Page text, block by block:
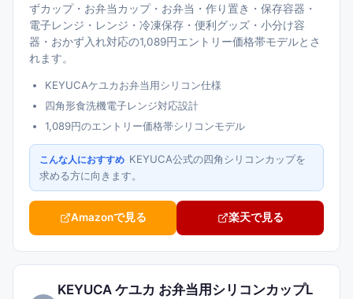
ずカップ・お弁当カップ・お弁当・作り置き・保存容器・
電子レンジ・レンジ・冷凍保存・便利グッズ・小分け容
器・おかず入れ対応の1,089円エントリー価格帯モデルとさ
れます。
KEYUCAケユカお弁当用シリコン仕様
四角形食洗機電子レンジ対応設計
1,089円のエントリー価格帯シリコンモデル
こんな人におすすめ KEYUCA公式の四角シリコンカップを
求める方に向きます。
Amazonで見る 楽天で見る
KEYUCA ケユカ お弁当用シリコンカップL